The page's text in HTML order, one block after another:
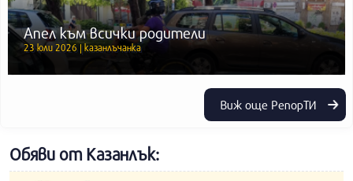
Апел към всички родители
23 юли 2026 | казанлъчанка
Виж още РепорТИ
Обяви от Казанлък: